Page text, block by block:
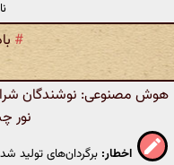
#
هوش مصنوعی: نوشندگان
نور
اخطار: برگردان‌های تولید